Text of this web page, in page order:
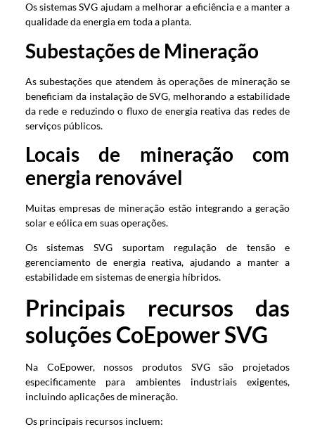
Os sistemas SVG ajudam a melhorar a eficiência e a manter a
qualidade da energia em toda a planta.
Subestações de Mineração
As subestações que atendem às operações de mineração se
beneficiam da instalação de SVG, melhorando a estabilidade
da rede e reduzindo o fluxo de energia reativa das redes de
serviços públicos.
Locais de mineração com
energia renovável
Muitas empresas de mineração estão integrando a geração
solar e eólica em suas operações.
Os sistemas SVG suportam regulação de tensão e
gerenciamento de energia reativa, ajudando a manter a
estabilidade em sistemas de energia híbridos.
Principais recursos das
soluções CoEpower SVG
Na CoEpower, nossos produtos SVG são projetados
especificamente para ambientes industriais exigentes,
incluindo aplicações de mineração.
Os principais recursos incluem: